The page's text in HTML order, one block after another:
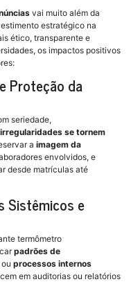
vai muito além da
estratégico na
ético, transparente e
os impactos positivos
Proteção da
seriedade,
irregularidades se tornem
a imagem da
envolvidos, e
desde matrículas até
Sistêmicos e
termômetro
padrões de
ou processos internos
em auditorias ou relatórios